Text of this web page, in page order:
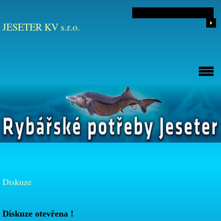
JESETER KV s.r.o.
Diskuze
Diskuze otevřena !